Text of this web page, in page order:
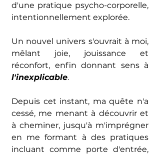
d'une pratique psycho-corporelle,
intentionnellement explorée.
Un nouvel univers s'ouvrait à moi,
mêlant joie, jouissance et
l'inexplicable.
Depuis cet instant, ma quête n'a
cessé, me menant à découvrir et
à cheminer, jusqu'à m'imprégner
en me formant à des pratiques
incluant comme porte d'entrée,